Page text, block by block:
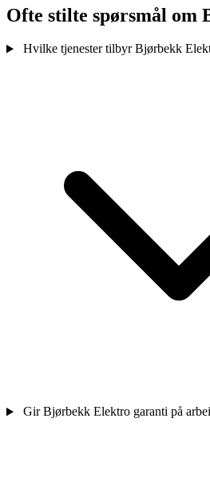
Ofte stilte spørsmål om
Hvilke tjenester tilbyr Bjørbekk
Gir Bjørbekk Elektro garanti på